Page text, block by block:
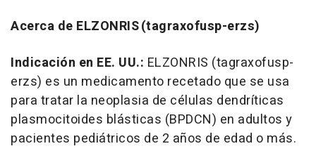
Acerca de ELZONRIS(tagraxofusp-erzs)
Indicación en EE. UU.: ELZONRIS (tagraxofusp-
erzs) es un medicamento recetado que se usa
para tratar la neoplasia de células dendríticas
plasmocitoides blásticas (BPDCN) en adultos y
pacientes pediátricos de 2 años de edad o más.